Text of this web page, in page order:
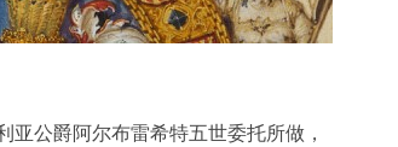
公爵阿尔布雷希特五世委托所做，